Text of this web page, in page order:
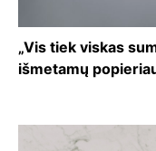
„Vis tiek viskas
išmetamų